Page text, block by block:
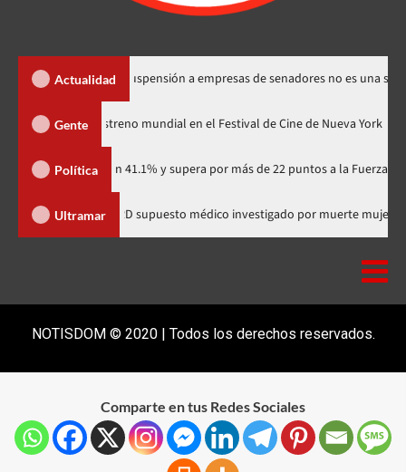
Actualidad
Santos dice suspensión a empresas de senadores no es una sanción
Gente
Minus Zero» tendrá su estreno mundial en el Festival de Cine de
Política
con 41.1% y supera por más de 22 puntos a la Fuerza del Pueblo
Ultramar Salió de RD supuesto médico investigado por
NOTISDOM © 2020 | Todos los derechos reservados.
Comparte en tus Redes Sociales